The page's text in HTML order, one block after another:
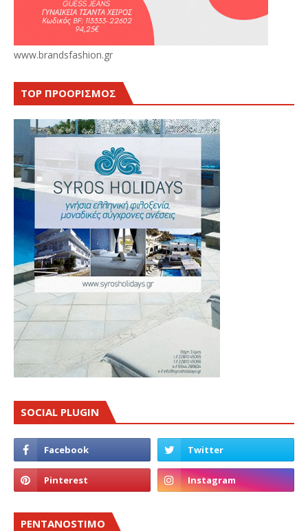
www.brandsfashion.gr
TOP ΠΡΟΟΡΙΣΜΟΣ
SOCIAL PLUGIN
PENTANOSTIMO